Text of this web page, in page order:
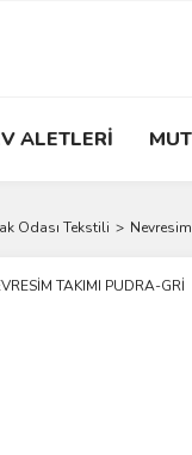
ALETLERİ
Odası Tekstili Nevresim